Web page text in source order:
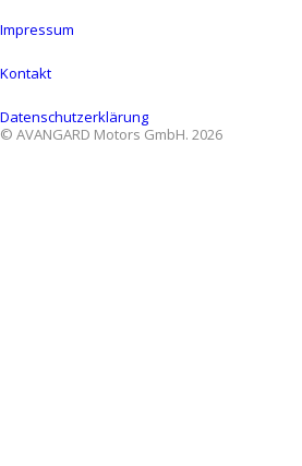
Impressum
Kontakt
Datenschutzerklärung
© AVANGARD Motors GmbH. 2026